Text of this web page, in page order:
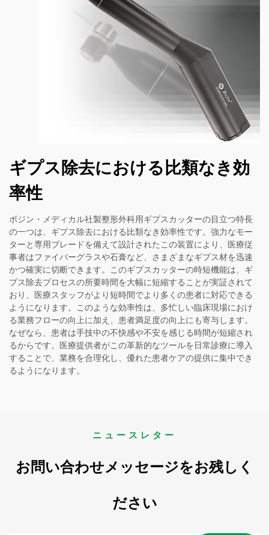
ギプス除去における比類なき効
率性
ボジン・メディカル社製整形外科用ギプスカッターの目立つ特長
の一つは、ギプス除去における比類なき効率性です。強力なモー
ターと専用ブレードを備えて設計されたこの装置により、医療従
事者はファイバーグラスや石膏など、さまざまなギプス材を迅速
かつ確実に切断できます。このギプスカッターの時短機能は、ギ
プス除去プロセスの所要時間を大幅に短縮することが実証されて
おり、医療スタッフがより短時間でより多くの患者に対応できる
ようになります。このような効率性は、多忙しい臨床現場におけ
る業務フローの向上に加え、患者満足度の向上にも寄与します。
なぜなら、患者は手技中の不快感や不安を感じる時間が短縮され
るからです。医療提供者がこの革新的なツールを日常診療に導入
することで、業務を合理化し、優れた患者ケアの提供に集中でき
るようになります。
ニュースレター
お問い合わせメッセージをお残しく
ださい